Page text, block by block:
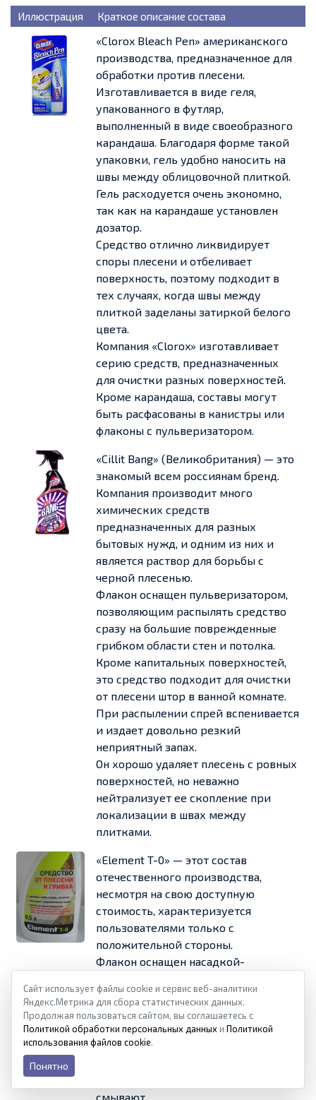
Иллюстрация Краткое описание состава
«Clorox Bleach Pen» американского
производства, предназначенное для
обработки против плесени.
Изготавливается в виде геля,
упакованного в футляр,
выполненный в виде своеобразного
карандаша. Благодаря форме такой
упаковки, гель удобно наносить на
швы между облицовочной плиткой.
Гель расходуется очень экономно,
так как на карандаше установлен
дозатор.
Средство отлично ликвидирует
споры плесени и отбеливает
поверхность, поэтому подходит в
тех случаях, когда швы между
плиткой заделаны затиркой белого
цвета.
Компания «Clorox» изготавливает
серию средств, предназначенных
для очистки разных поверхностей.
Кроме карандаша, составы могут
быть расфасованы в канистры или
флаконы с пульверизатором.
«Cillit Bang» (Великобритания) — это
знакомый всем россиянам бренд.
Компания производит много
химических средств
предназначенных для разных
бытовых нужд, и одним из них и
является раствор для борьбы с
черной плесенью.
Флакон оснащен пульверизатором,
позволяющим распылять средство
сразу на большие поврежденные
грибком области стен и потолка.
Кроме капитальных поверхностей,
это средство подходит для очистки
от плесени штор в ванной комнате.
При распылении спрей вспенивается
и издает довольно резкий
неприятный запах.
Он хорошо удаляет плесень с ровных
поверхностей, но неважно
нейтрализует ее скопление при
локализации в швах между
плитками.
«Element T-0» — этот состав
отечественного производства,
несмотря на свою доступную
стоимость, характеризуется
пользователями только с
положительной стороны.
Флакон оснащен насадкой-
нанесение раствора на поверхности.
Преимуществом данного состава
является отсутствие неприятного
запаха. После разбрызгивания спрея
смывают.
Сайт использует файлы cookie и сервис веб-аналитики
Яндекс.Метрика для сбора статистических данных.
Продолжая пользоваться сайтом, вы соглашаетесь с
Политикой обработки персональных данных и Политикой
использования файлов cookie.
Понятно